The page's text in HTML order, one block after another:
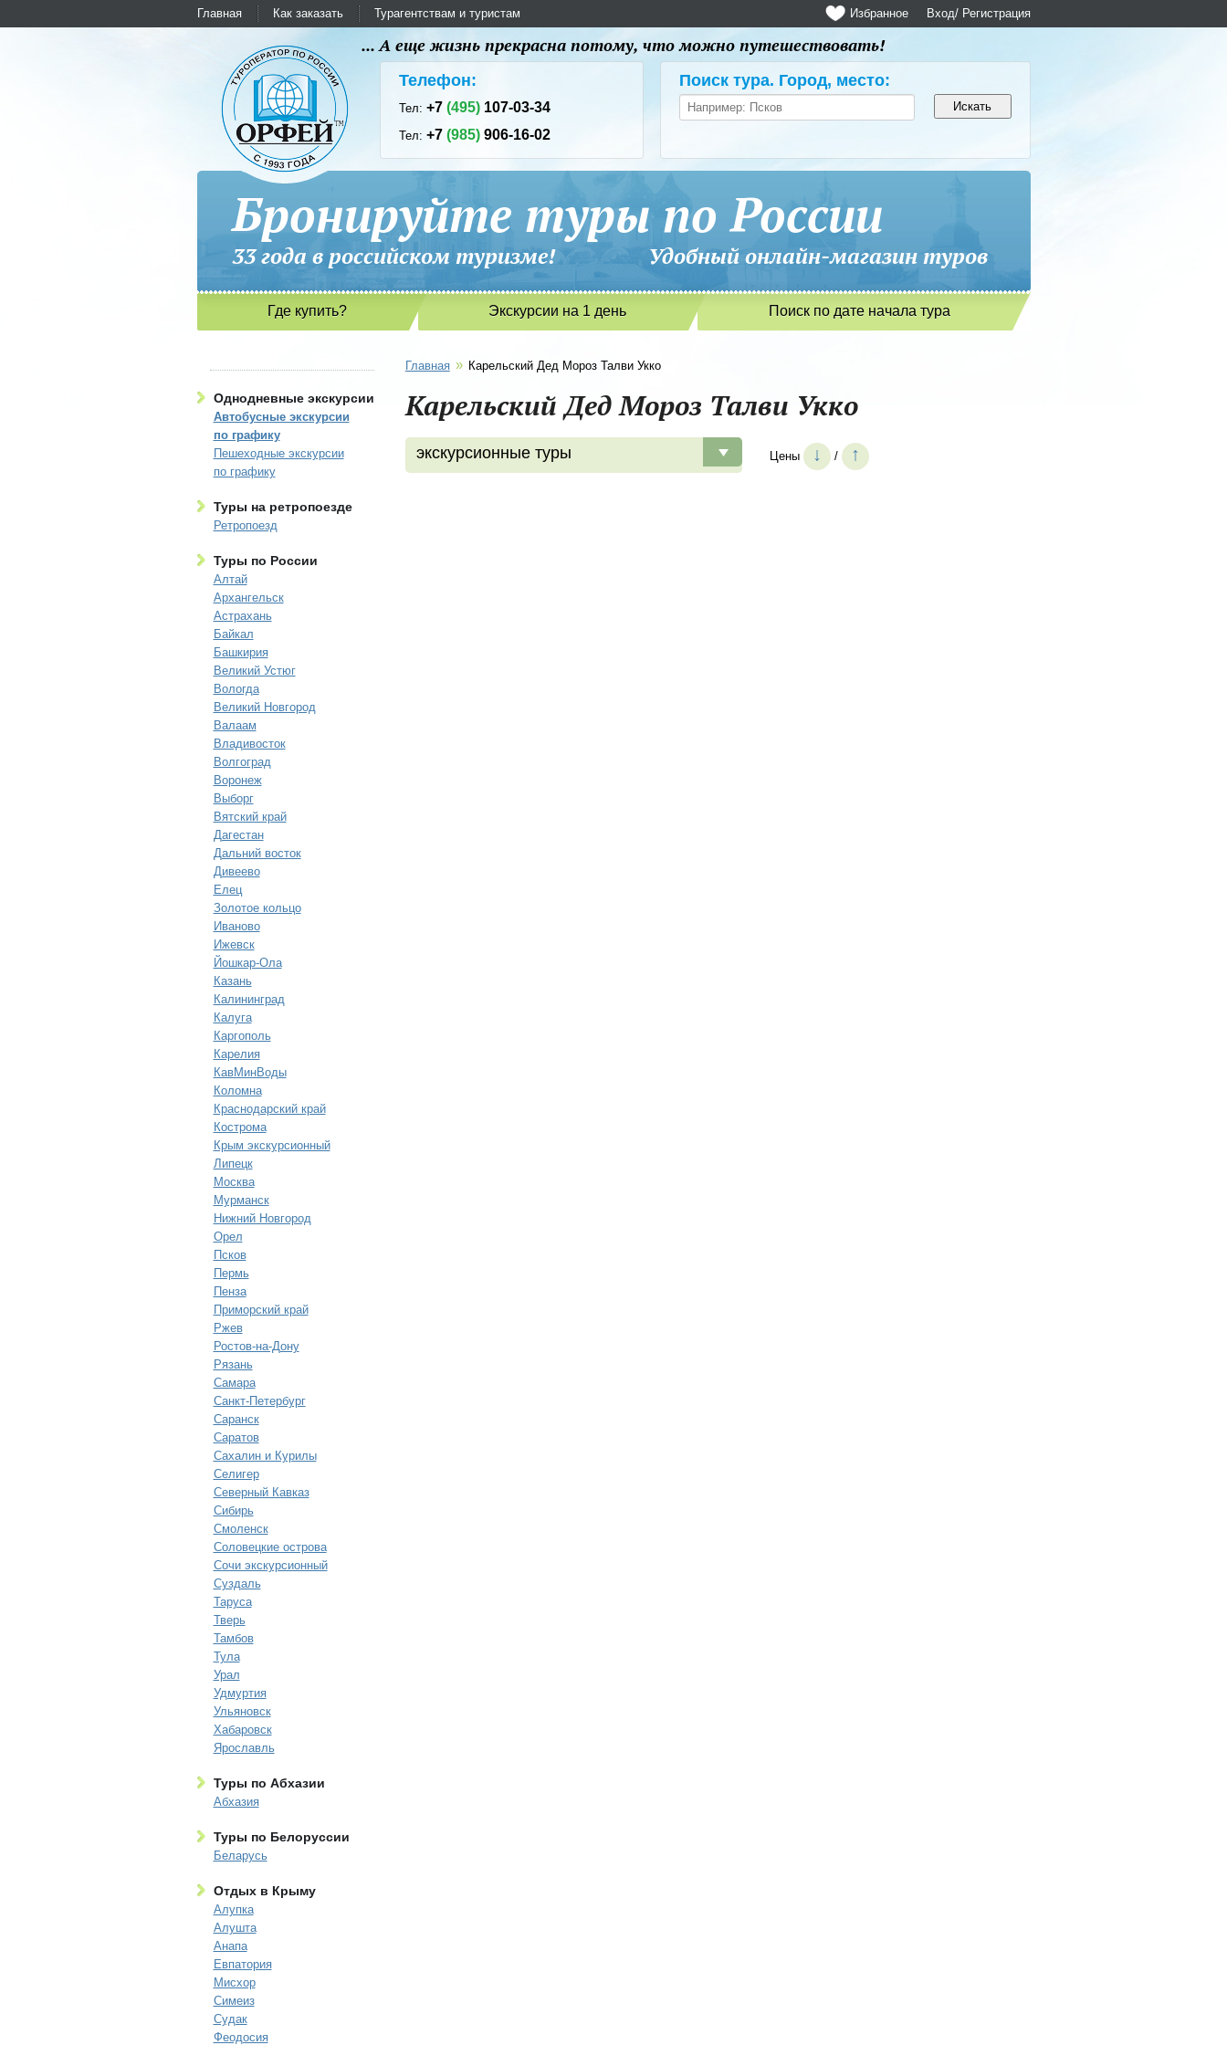
Главная Как заказать Турагентствам и туристам Вход/ Регистрация
Избранное
... А еще жизнь прекрасна потому, что можно путешествовать!
Телефон:
Тел:+7(495) 107-03-34
Тел:+7(985) 906-16-02
Поиск тура. Город, место:
Бронируйте туры по России
33 года в российском туризме! Удобный онлайн-магазин туров
Где купить? Экскурсии на 1 день Поиск по дате начала тура
Однодневные экскурсии
Автобусные экскурсии
по графику
Пешеходные экскурсии
по графику
Туры на ретропоезде
Ретропоезд
Туры по России
Алтай
Архангельск
Астрахань
Байкал
Башкирия
Великий Устюг
Вологда
Великий Новгород
Валаам
Владивосток
Волгоград
Воронеж
Выборг
Вятский край
Дагестан
Дальний восток
Дивеево
Елец
Золотое кольцо
Иваново
Ижевск
Йошкар-Ола
Казань
Калининград
Калуга
Каргополь
Карелия
КавМинВоды
Коломна
Краснодарский край
Кострома
Крым экскурсионный
Липецк
Москва
Мурманск
Нижний Новгород
Орел
Псков
Пермь
Пенза
Приморский край
Ржев
Ростов-на-Дону
Рязань
Самара
Санкт-Петербург
Саранск
Саратов
Сахалин и Курилы
Селигер
Северный Кавказ
Сибирь
Смоленск
Соловецкие острова
Сочи экскурсионный
Суздаль
Таруса
Тверь
Тамбов
Тула
Урал
Удмуртия
Ульяновск
Хабаровск
Ярославль
Туры по Абхазии
Абхазия
Туры по Белоруссии
Беларусь
Отдых в Крыму
Алупка
Алушта
Анапа
Евпатория
Мисхор
Симеиз
Судак
Феодосия
Главная » Карельский Дед Мороз Талви Укко
Карельский Дед Мороз Талви Укко
экскурсионные туры Цены ↓ / ↑